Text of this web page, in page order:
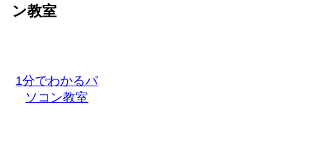
ン教室
1分でわかるパ
ソコン教室